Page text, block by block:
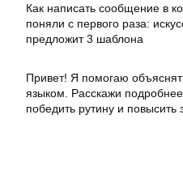
Как написать сообщение в
поняли с первого раза:
предложит 3 шаблона
Привет! Я помогаю
языком. Расскажи
победить рутину и повысить